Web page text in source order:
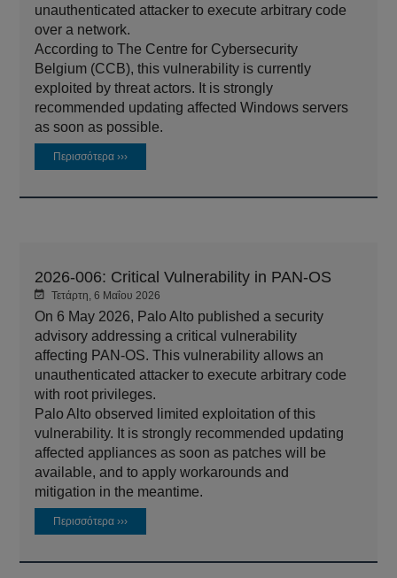
unauthenticated attacker to execute arbitrary code
over a network.
According to The Centre for Cybersecurity
Belgium (CCB), this vulnerability is currently
exploited by threat actors. It is strongly
recommended updating affected Windows servers
as soon as possible.
Περισσότερα ›››
2026-006: Critical Vulnerability in PAN-OS
Τετάρτη, 6 Μαΐου 2026
On 6 May 2026, Palo Alto published a security
advisory addressing a critical vulnerability
affecting PAN-OS. This vulnerability allows an
unauthenticated attacker to execute arbitrary code
with root privileges.
Palo Alto observed limited exploitation of this
vulnerability. It is strongly recommended updating
affected appliances as soon as patches will be
available, and to apply workarounds and
mitigation in the meantime.
Περισσότερα ›››